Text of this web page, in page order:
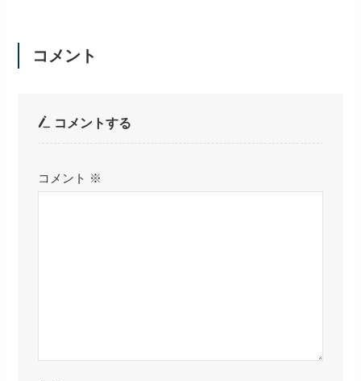
コメント
コメントする
コメント ※